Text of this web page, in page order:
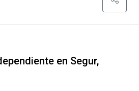
en Segur,